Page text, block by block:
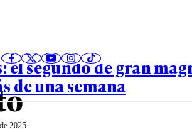
– Los registros del
el segundo de gran
de una semana
2025